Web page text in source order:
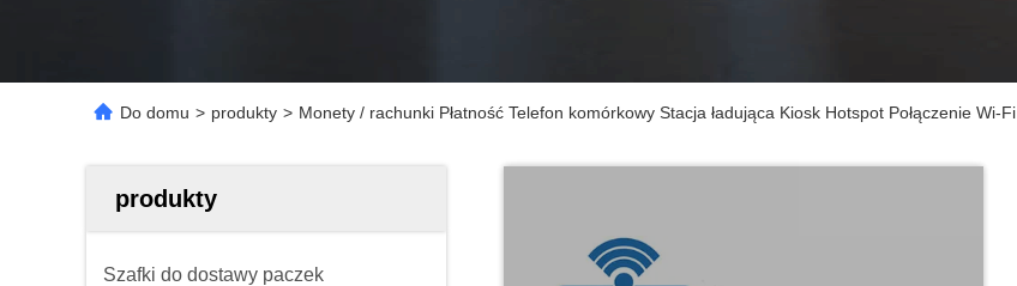
Do domu > produkty > Monety / rachunki Płatność Telefon komórkowy Stacja ładująca Kiosk Hotspot Połączenie Wi-Fi
produkty
Szafki do dostawy paczek